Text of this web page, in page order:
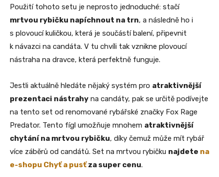
Použití tohoto setu je neprosto jednoduché: stačí
mrtvou rybičku napíchnout na trn, a následně ho i
s plovoucí kuličkou, která je součástí balení, připevnit
k návazci na candáta. V tu chvíli tak vznikne plovoucí
nástraha na dravce, která perfektně funguje.
Jestli aktuálně hledáte nějaký systém pro atraktivnější
prezentaci nástrahy na candáty, pak se určitě podívejte
na tento set od renomované rybářské značky Fox Rage
Predator. Tento fígl umožňuje mnohem atraktivnější
chytání na mrtvou rybičku, díky čemuž může mít rybář
více záběrů od candátů. Set na mrtvou rybičku najdete na
e-shopu Chyť a pusťza super cenu.